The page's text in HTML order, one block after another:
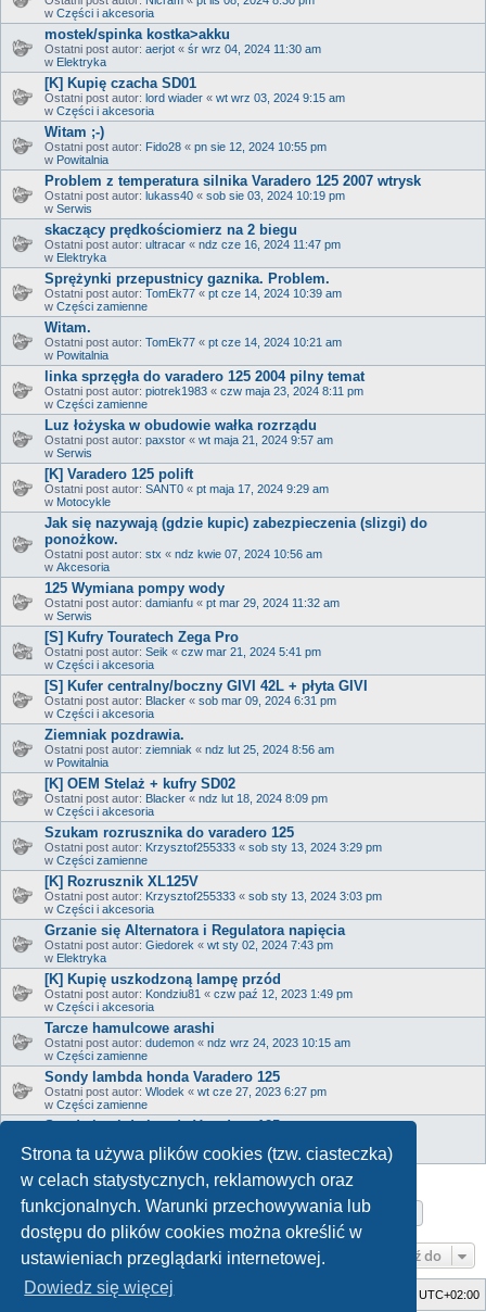
Strona ta używa plików cookies (tzw. ciasteczka)
w celach statystycznych, reklamowych oraz
funkcjonalnych. Warunki przechowywania lub
dostępu do plików cookies można określić w
ustawieniach przeglądarki internetowej.
Dowiedz się więcej
w Części i akcesoria
mostek/spinka kostka>akku
Ostatni post autor: aerjot « śr wrz 04, 2024 11:30 am
w Elektryka
[K] Kupię czacha SD01
Ostatni post autor: lord wiader « wt wrz 03, 2024 9:15 am
w Części i akcesoria
Witam ;-)
Ostatni post autor: Fido28 « pn sie 12, 2024 10:55 pm
w Powitalnia
Problem z temperatura silnika Varadero 125 2007 wtrysk
Ostatni post autor: lukass40 « sob sie 03, 2024 10:19 pm
w Serwis
skaczący prędkościomierz na 2 biegu
Ostatni post autor: ultracar « ndz cze 16, 2024 11:47 pm
w Elektryka
Sprężynki przepustnicy gaznika. Problem.
Ostatni post autor: TomEk77 « pt cze 14, 2024 10:39 am
w Części zamienne
Witam.
Ostatni post autor: TomEk77 « pt cze 14, 2024 10:21 am
w Powitalnia
linka sprzęgła do varadero 125 2004 pilny temat
Ostatni post autor: piotrek1983 « czw maja 23, 2024 8:11 pm
w Części zamienne
Luz łożyska w obudowie wałka rozrządu
Ostatni post autor: paxstor « wt maja 21, 2024 9:57 am
w Serwis
[K] Varadero 125 polift
Ostatni post autor: SANT0 « pt maja 17, 2024 9:29 am
w Motocykle
Jak się nazywają (gdzie kupic) zabezpieczenia (slizgi) do
ponożkow.
Ostatni post autor: stx « ndz kwie 07, 2024 10:56 am
w Akcesoria
125 Wymiana pompy wody
Ostatni post autor: damianfu « pt mar 29, 2024 11:32 am
w Serwis
[S] Kufry Touratech Zega Pro
Ostatni post autor: Seik « czw mar 21, 2024 5:41 pm
w Części i akcesoria
[S] Kufer centralny/boczny GIVI 42L + płyta GIVI
Ostatni post autor: Blacker « sob mar 09, 2024 6:31 pm
w Części i akcesoria
Ziemniak pozdrawia.
Ostatni post autor: ziemniak « ndz lut 25, 2024 8:56 am
w Powitalnia
[K] OEM Stelaż + kufry SD02
Ostatni post autor: Blacker « ndz lut 18, 2024 8:09 pm
w Części i akcesoria
Szukam rozrusznika do varadero 125
Ostatni post autor: Krzysztof255333 « sob sty 13, 2024 3:29 pm
w Części zamienne
[K] Rozrusznik XL125V
Ostatni post autor: Krzysztof255333 « sob sty 13, 2024 3:03 pm
w Części i akcesoria
Grzanie się Alternatora i Regulatora napięcia
Ostatni post autor: Giedorek « wt sty 02, 2024 7:43 pm
w Elektryka
[K] Kupię uszkodzoną lampę przód
Ostatni post autor: Kondziu81 « czw paź 12, 2023 1:49 pm
w Części i akcesoria
Tarcze hamulcowe arashi
Ostatni post autor: dudemon « ndz wrz 24, 2023 10:15 am
w Części zamienne
Sondy lambda honda Varadero 125
Ostatni post autor: Wlodek « wt cze 27, 2023 6:27 pm
w Części zamienne
Sondy lambda honda Varadero 125
wSerwis
Znaleziono 817 wyników Strona1z17
1 2 3 4 5 …
Przejdź do
Strona główna UTC+02:00